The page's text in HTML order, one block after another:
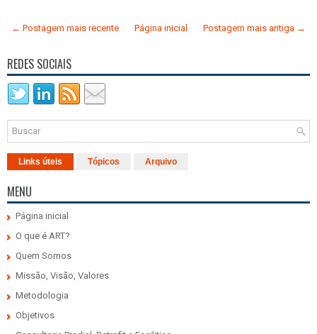
← Postagem mais recente Postagem mais antiga →
Página inicial
REDES SOCIAIS
Links úteis Tópicos Arquivo
MENU
Página inicial
O que é ART?
Quem Somos
Missão, Visão, Valores
Metodologia
Objetivos